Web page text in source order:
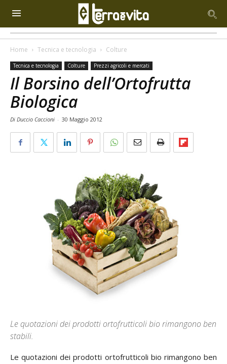
Home Tecnica e tecnologia Colture
Tecnica e tecnologia Colture Prezzi agricoli e mercati
Il Borsino dell’Ortofrutta
Biologica
Di Duccio Caccioni - 30 Maggio 2012
Le quotazioni dei prodotti ortofrutticoli bio rimangono ben
stabili.
Le quotazioni dei prodotti ortofrutticoli bio rimangono ben